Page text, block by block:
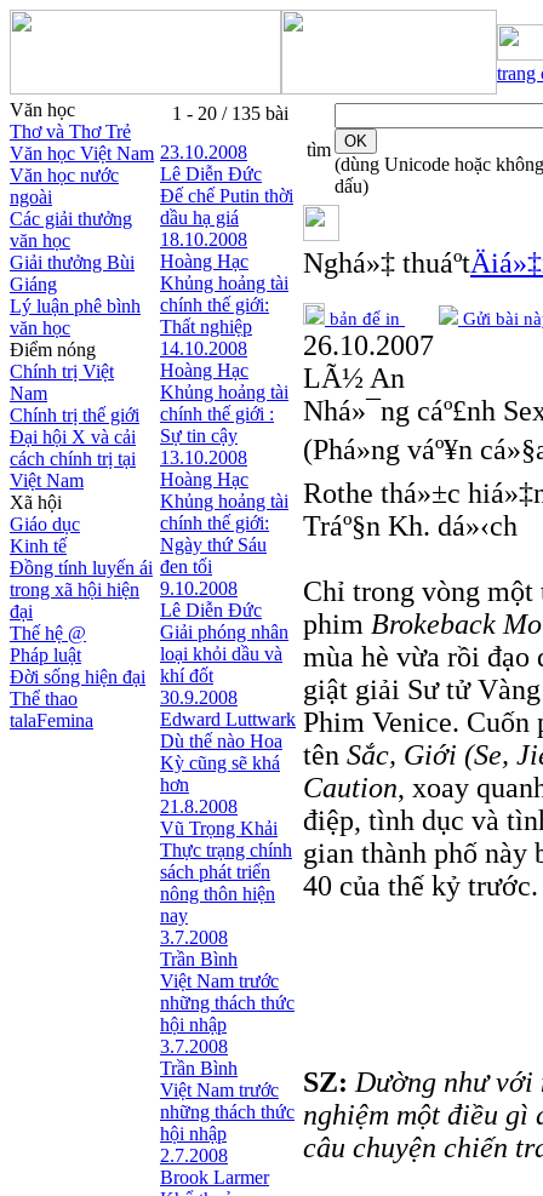
trang
Văn học
Thơ và Thơ Trẻ
Văn học Việt Nam
Văn học nước
ngoài
Các giải thưởng
văn học
Giải thưởng Bùi
Giáng
Lý luận phê bình
văn học
Điểm nóng
Chính trị Việt
Nam
Chính trị thế giới
Đại hội X và cải
cách chính trị tại
Việt Nam
Xã hội
Giáo dục
Kinh tế
Đồng tính luyến ái
trong xã hội hiện
đại
Thế hệ @
Pháp luật
Đời sống hiện đại
Thể thao
talaFemina
1 - 20 / 135 bài
23.10.2008
Lê Diễn Đức
Đế chế Putin thời
dầu hạ giá
18.10.2008
Hoàng Hạc
Khủng hoảng tài
chính thế giới:
Thất nghiệp
14.10.2008
Hoàng Hạc
Khủng hoảng tài
chính thế giới :
Sự tin cậy
13.10.2008
Hoàng Hạc
Khủng hoảng tài
chính thế giới:
Ngày thứ Sáu
đen tối
9.10.2008
Lê Diễn Đức
Giải phóng nhân
loại khỏi dầu và
khí đốt
30.9.2008
Edward Luttwark
Dù thế nào Hoa
Kỳ cũng sẽ khá
hơn
21.8.2008
Vũ Trọng Khải
Thực trạng chính
sách phát triển
nông thôn hiện
nay
3.7.2008
Trần Bình
Việt Nam trước
những thách thức
hội nhập
3.7.2008
Trần Bình
Việt Nam trước
những thách thức
hội nhập
2.7.2008
Brook Larmer
tìm
(dùng Unicode hoặc không
dấu)
Nghá»‡ thuáº­t
bản để in Gửi bài
26.10.2007
LÃ½ An
Nhá»¯ng cáº£nh
(Phá»ng váº¥n
Rothe thá»±c
Tráº§n Kh. dá»‹ch
Chỉ trong vòng một
phim Brokeback
mùa hè vừa rồi
giật giải Sư tử
Phim Venice. Cuốn
tên Sắc, Giới (Se,
Caution, xoay
điệp, tình dục và
gian thành phố này
40 của thế kỷ trước.
SZ: Dường như với
nghiệm một điều gì
câu chuyện chiến